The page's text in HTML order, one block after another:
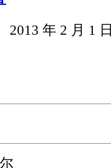
2013 年 2 月 1 日